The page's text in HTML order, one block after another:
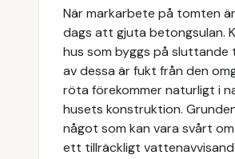
När markarbete på tomten
dags att gjuta betongsulan.
hus som byggs på
av dessa är fukt från den
röta förekommer naturligt i
husets konstruktion.
något som kan vara svårt
ett tillräckligt